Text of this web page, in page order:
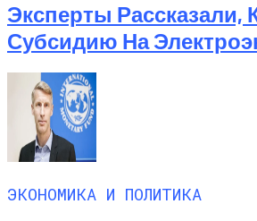
Эксперты Рассказали,
Субсидию На
ЭКОНОМИКА И ПОЛИТИКА